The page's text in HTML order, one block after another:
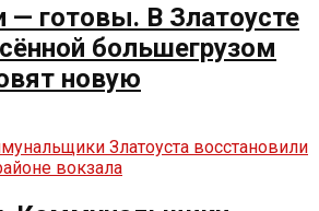
— готовы. В Златоусте
большегрузом
новую